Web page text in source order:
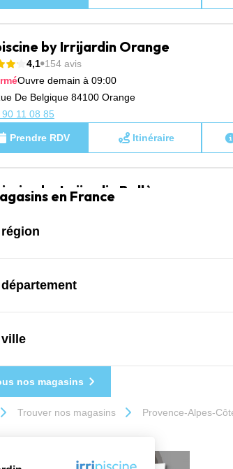
by Irrijardin Orange
4,1 154 avis
Ouvre demain à 09:00
De Belgique 84100 Orange
11 08 85
Prendre RDV Itinéraire
by Irrijardin Bollène
Ouvre demain à 09:00
Django Reinhardt 84500 Bollène
90 63 00 62
Prendre RDV
en France
ville
nos magasins
Trouver nos magasins Provence-Alpes-